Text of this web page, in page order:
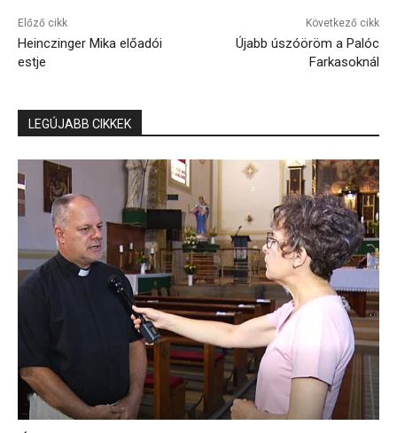
Előző cikk
Heinczinger Mika előadói
estje
Következő cikk
Újabb úszóöröm a Palóc
Farkasoknál
LEGÚJABB CIKKEK